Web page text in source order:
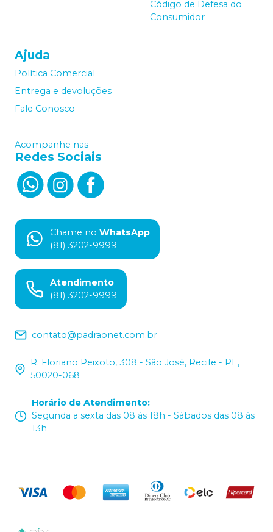
Código de Defesa do
Consumidor
Ajuda
Política Comercial
Entrega e devoluções
Fale Conosco
Acompanhe nas
Redes Sociais
Chame no WhatsApp
(81) 3202-9999
Atendimento
(81) 3202-9999
contato@padraonet.com.br
R. Floriano Peixoto, 308 - São José, Recife - PE,
50020-068
Horário de Atendimento:
Segunda a sexta das 08 às 18h - Sábados das 08 às
13h